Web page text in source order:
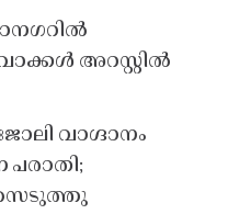
അറസ്റ്റിൽ
വാഗ്ദാനം
പരാതി;